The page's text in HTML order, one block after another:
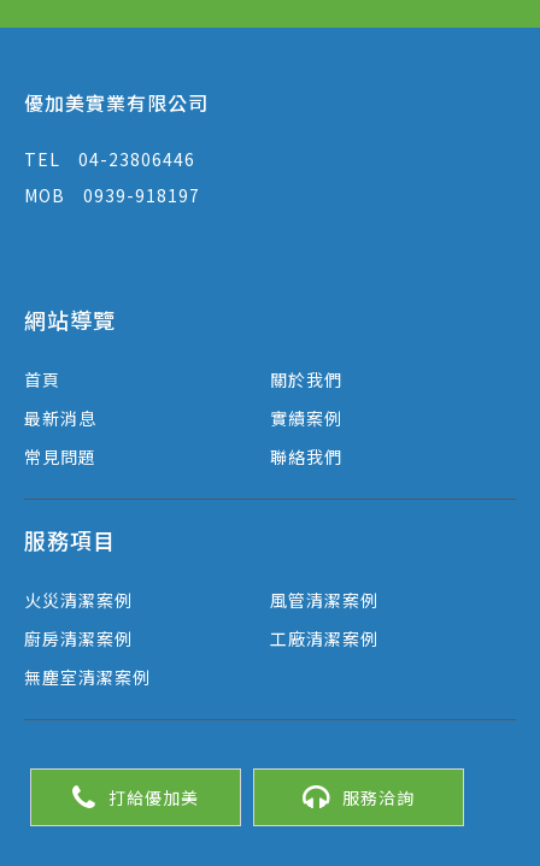
優加美實業有限公司
TEL
04-23806446
MOB
0939-918197
網站導覽
首頁
關於我們
最新消息
實績案例
常見問題
聯絡我們
服務項目
火災清潔案例
風管清潔案例
廚房清潔案例
工廠清潔案例
無塵室清潔案例
打給優加美 服務洽詢